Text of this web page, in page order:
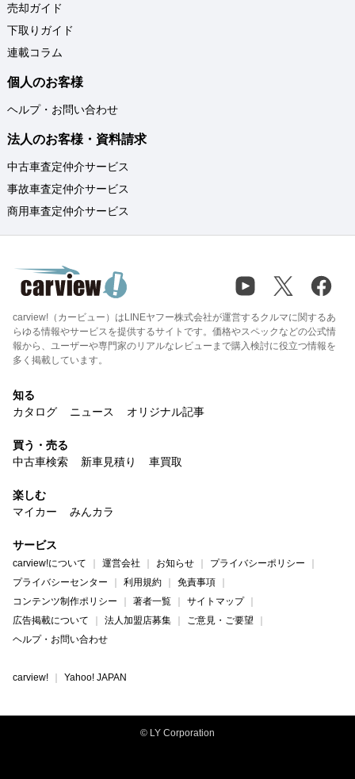
売却ガイド
下取りガイド
連載コラム
個人のお客様
ヘルプ・お問い合わせ
法人のお客様・資料請求
中古車査定仲介サービス
事故車査定仲介サービス
商用車査定仲介サービス
carview!（カービュー）はLINEヤフー株式会社が運営するクルマに関するあ
らゆる情報やサービスを提供するサイトです。価格やスペックなどの公式情
報から、ユーザーや専門家のリアルなレビューまで購入検討に役立つ情報を
多く掲載しています。
知る
カタログ
ニュース オリジナル記事
買う・売る
中古車検索
新車見積り 車買取
楽しむ
マイカー
みんカラ
サービス
carview!について 運営会社 お知らせ
プライバシーポリシー
プライバシーセンター
利用規約
免責事項
コンテンツ制作ポリシー
著者一覧
サイトマップ
広告掲載について
法人加盟店募集
ご意見・ご要望
ヘルプ・お問い合わせ
carview! Yahoo! JAPAN
© LY Corporation